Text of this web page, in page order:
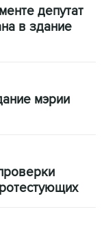
депутат
в здание
мэрии